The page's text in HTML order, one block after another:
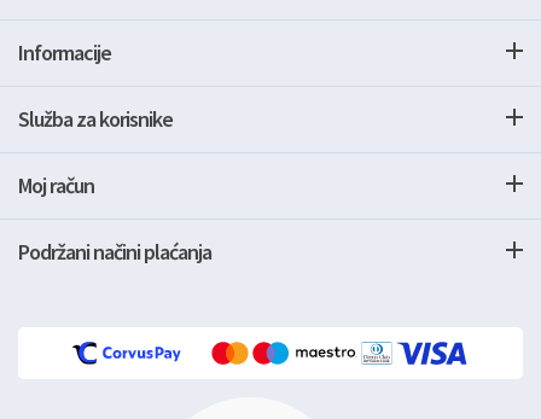
Informacije
Služba za korisnike
Moj račun
Podržani načini plaćanja